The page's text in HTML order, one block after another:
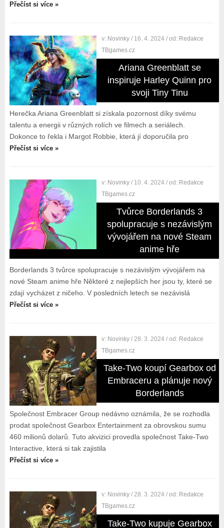
Přečíst si více »
v: Novinky / 16. 4. 2024 / od: Redakce
TBgames.cz
Ariana Greenblatt se
inspiruje Harley Quinn pro
svoji Tiny Tinu
Herečka Ariana Greenblatt si získala pozornost díky svému
talentu a energii v různých rolích ve filmech a seriálech.
Dokonce to řekla i Margot Robbie, která jí doporučila pro
Přečíst si více »
v: Novinky / 10. 4. 2024 / od: Redakce
TBgames.cz
Tvůrce Borderlands 3
spolupracuje s nezávislým
vývojářem na nové Steam
anime hře
Borderlands 3 tvůrce spolupracuje s nezávislým vývojářem na
nové Steam anime hře Některé z nejlepších her jsou ty, které se
zdají vycházet z ničeho. V posledních letech se nezávislá
Přečíst si více »
v: Novinky / 28. 3. 2024 / od: Redakce
TBgames.cz
Take-Two koupí Gearbox od
Embraceru a plánuje nový
Borderlands
Společnost Embracer Group nedávno oznámila, že se rozhodla
prodat společnost Gearbox Entertainment za obrovskou sumu
460 milionů dolarů. Tuto akvizici provedla společnost Take-Two
Interactive, která si tak zajistila
Přečíst si více »
v: Novinky / 28. 3. 2024 / od: Redakce
TBgames.cz
Take-Two kupuje Gearbox